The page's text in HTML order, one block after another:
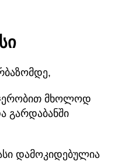
ჯერობით მხოლოდ
გარდაბანში
დამოკიდებულია